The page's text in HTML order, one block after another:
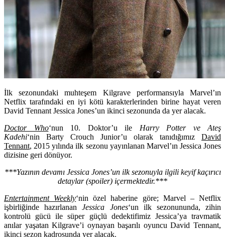
İlk sezonundaki muhteşem Kilgrave performansıyla Marvel’ın
Netflix tarafındaki en iyi kötü karakterlerinden birine hayat veren
David Tennant Jessica Jones’un ikinci sezonunda da yer alacak.
Doctor Who‘nun 10. Doktor’u ile Harry Potter ve Ateş
Kadehi‘nin Barty Crouch Junior’u olarak tanıdığımız David
Tennant, 2015 yılında ilk sezonu yayınlanan Marvel’ın Jessica Jones
dizisine geri dönüyor.
***Yazının devamı Jessica Jones’un ilk sezonuyla ilgili keyif kaçırıcı
detaylar (spoiler) içermektedir.***
Entertainment Weekly‘nin özel haberine göre; Marvel – Netflix
işbirliğinde hazırlananJessica Jones‘un ilk sezonununda, zihin
kontrolü gücü ile süper güçlü dedektifimiz Jessica’ya travmatik
anılar yaşatan Kilgrave’i oynayan başarılı oyuncuDavid Tennant,
ikinci sezon kadrosunda yer alacak.